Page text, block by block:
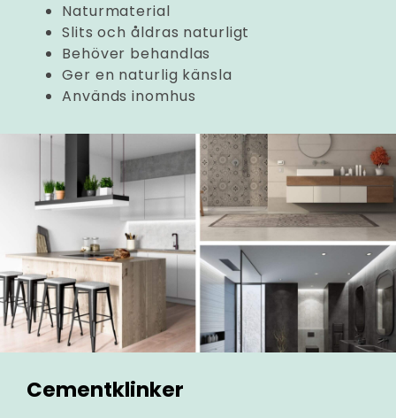
Naturmaterial
Slits och åldras naturligt
Behöver behandlas
Ger en naturlig känsla
Används inomhus
Cementklinker